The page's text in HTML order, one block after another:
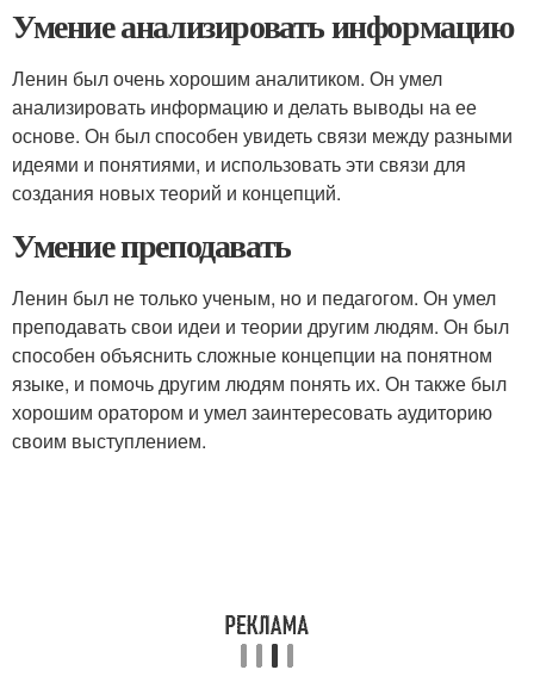
Умение анализировать информацию
Ленин был очень хорошим аналитиком. Он умел
анализировать информацию и делать выводы на ее
основе. Он был способен увидеть связи между разными
идеями и понятиями, и использовать эти связи для
создания новых теорий и концепций.
Умение преподавать
Ленин был не только ученым, но и педагогом. Он умел
преподавать свои идеи и теории другим людям. Он был
способен объяснить сложные концепции на понятном
языке, и помочь другим людям понять их. Он также был
хорошим оратором и умел заинтересовать аудиторию
своим выступлением.